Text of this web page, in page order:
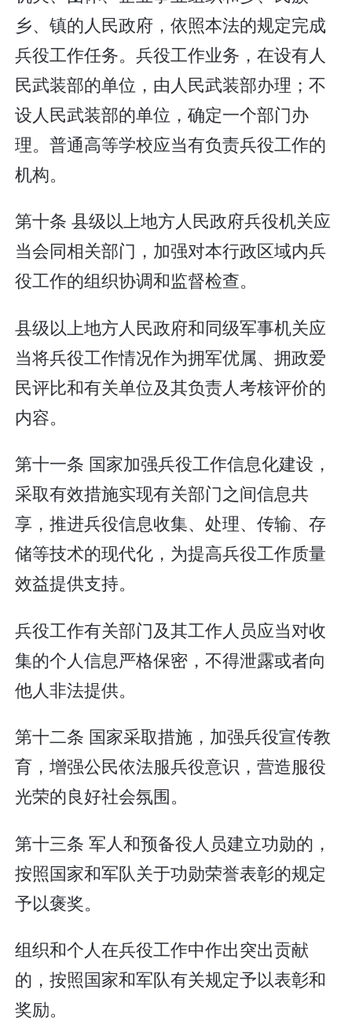
乡、镇的人民政府，依照本法的规定完成
兵役工作任务。兵役工作业务，在设有人
民武装部的单位，由人民武装部办理；不
设人民武装部的单位，确定一个部门办
理。普通高等学校应当有负责兵役工作的
机构。
第十条 县级以上地方人民政府兵役机关应
当会同相关部门，加强对本行政区域内兵
役工作的组织协调和监督检查。
县级以上地方人民政府和同级军事机关应
当将兵役工作情况作为拥军优属、拥政爱
民评比和有关单位及其负责人考核评价的
内容。
第十一条 国家加强兵役工作信息化建设，
采取有效措施实现有关部门之间信息共
享，推进兵役信息收集、处理、传输、存
储等技术的现代化，为提高兵役工作质量
效益提供支持。
兵役工作有关部门及其工作人员应当对收
集的个人信息严格保密，不得泄露或者向
他人非法提供。
第十二条 国家采取措施，加强兵役宣传教
育，增强公民依法服兵役意识，营造服役
光荣的良好社会氛围。
第十三条 军人和预备役人员建立功勋的，
按照国家和军队关于功勋荣誉表彰的规定
予以褒奖。
组织和个人在兵役工作中作出突出贡献
的，按照国家和军队有关规定予以表彰和
奖励。